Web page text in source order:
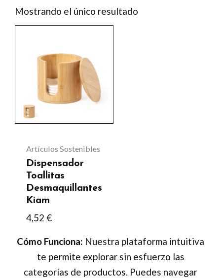
Mostrando el único resultado
Artículos Sostenibles
Dispensador
Toallitas
Desmaquillantes
Kiam
4,52 €
Cómo Funciona: Nuestra plataforma intuitiva
te permite explorar sin esfuerzo las
categorías de productos. Puedes navegar